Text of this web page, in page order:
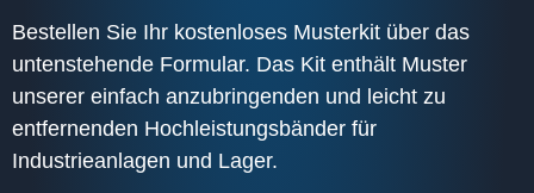
Bestellen Sie Ihr kostenloses Musterkit über das
untenstehende Formular. Das Kit enthält Muster
unserer einfach anzubringenden und leicht zu
entfernenden Hochleistungsbänder für
Industrieanlagen und Lager.